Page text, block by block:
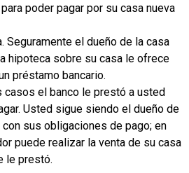
poder pagar por su casa nueva
Seguramente el dueño de la casa
hipoteca sobre su casa le ofrece
préstamo bancario.
casos el banco le prestó a usted
Usted sigue siendo el dueño de
sus obligaciones de pago; en
puede realizar la venta de su casa
le prestó.